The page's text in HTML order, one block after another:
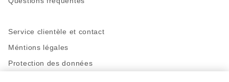
Service clientèle et contact
Méntions légales
Protection des données